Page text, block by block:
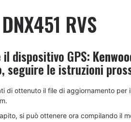
RVS
dispositivo GPS:
seguire le istruzioni
di ottenuto il file di aggiornamento per
si può ottenere ora compilando il